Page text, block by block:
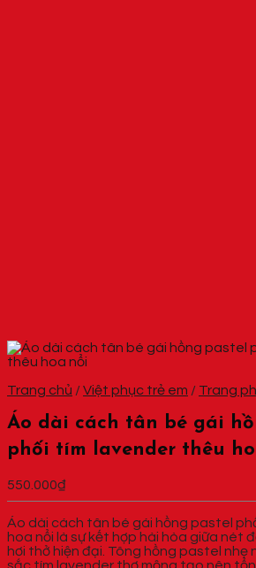
Trang chủ /Việt phục trẻ em / Trang
Áo dài cách tân bé gái
phối tím lavender thêu
550.000₫
Áo dài cách tân bé gái hồng pastel
hoa nổi là sự kết hợp hài hòa giữa nét
hơi thở hiện đại. Tông hồng pastel nhẹ
sắc tím lavender thơ mộng tạo nên